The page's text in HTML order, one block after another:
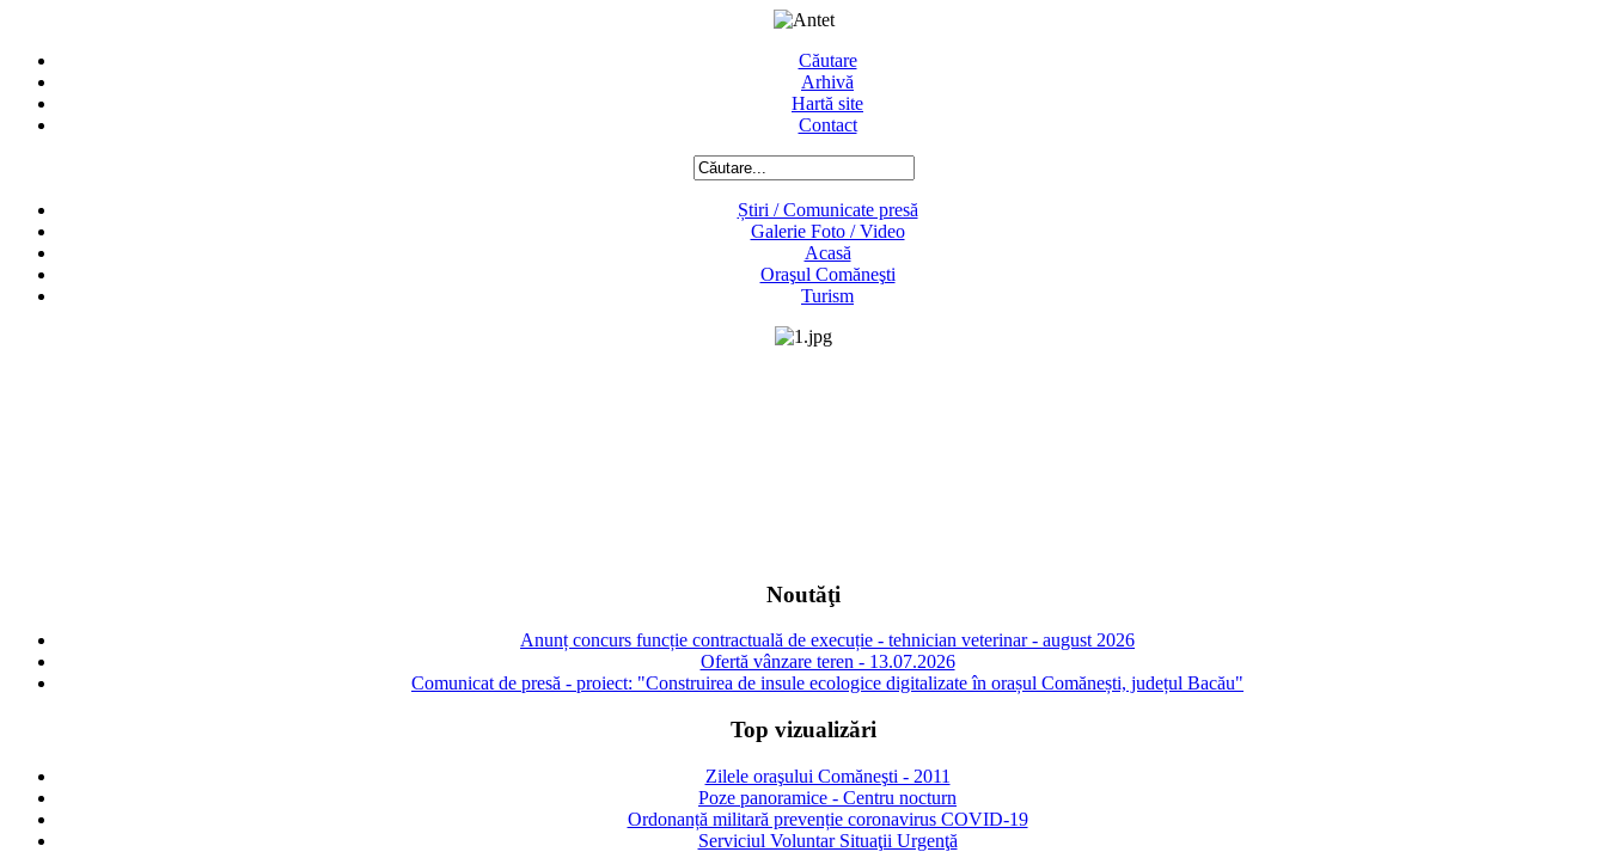
Căutare
Arhivă
Hartă site
Contact
Știri / Comunicate presă
Galerie Foto / Video
Acasă
Oraşul Comăneşti
Turism
Noutăţi
Anunț concurs funcție contractuală de execuție - tehnician veterinar - august 2026
Ofertă vânzare teren - 13.07.2026
Comunicat de presă - proiect: "Construirea de insule ecologice digitalizate în orașul Comănești, județul Bacău"
Top vizualizări
Zilele oraşului Comăneşti - 2011
Poze panoramice - Centru nocturn
Ordonanță militară prevenție coronavirus COVID-19
Serviciul Voluntar Situaţii Urgenţă